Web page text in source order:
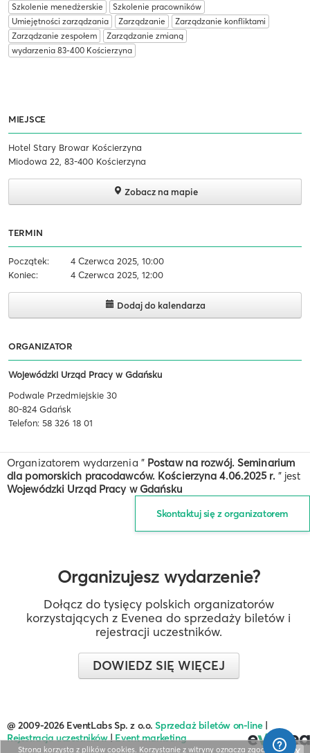
Szkolenie menedżerskie
Szkolenie pracowników
Umiejętności zarządzania
Zarządzanie
Zarządzanie konfliktami
Zarządzanie zespołem
Zarządzanie zmianą
wydarzenia 83-400 Kościerzyna
MIEJSCE
Hotel Stary Browar Kościerzyna
Miodowa 22, 83-400 Kościerzyna
Zobacz na mapie
TERMIN
Początek:
4 Czerwca 2025, 10:00
Koniec:
4 Czerwca 2025, 12:00
Dodaj do kalendarza
ORGANIZATOR
Wojewódzki Urząd Pracy w Gdańsku
Podwale Przedmiejskie 30
80-824 Gdańsk
Telefon: 58 326 18 01
Organizatorem wydarzenia " Postaw na rozwój. Seminarium
dla pomorskich pracodawców. Kościerzyna 4.06.2025 r." jest
Wojewódzki Urząd Pracy w Gdańsku
Skontaktuj się z organizatorem
Organizujesz wydarzenie?
Dołącz do tysięcy polskich organizatorów
korzystających z Evenea do sprzedaży biletów i
rejestracji uczestników.
DOWIEDZ SIĘ WIĘCEJ
@ 2009-2026 EventLabs Sp. z o.o.Sprzedaż biletów on-line|
Rejestracja uczestników|Event marketing
Strona korzysta z plików cookies. Korzystanie z witryny oznacza zgodę na ich